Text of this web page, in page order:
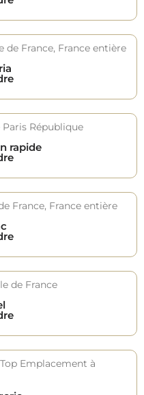
rapide